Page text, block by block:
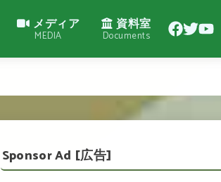
メディア
MEDIA
資料室
Documents
Sponsor Ad [広告]